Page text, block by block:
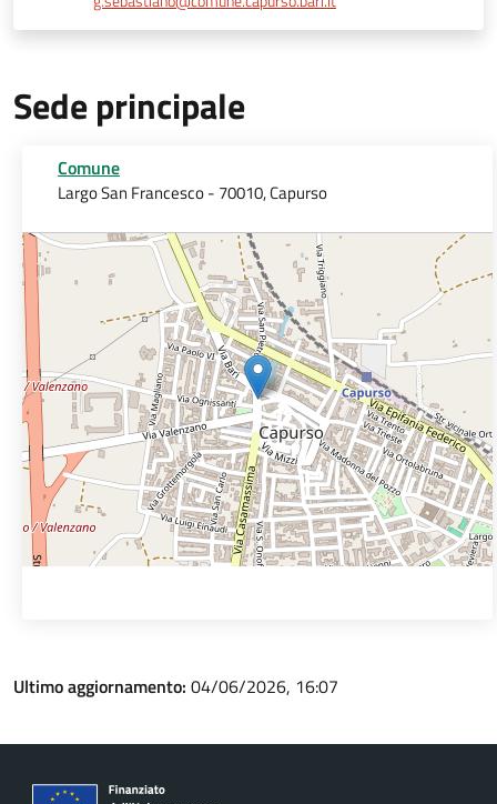
Sede principale
Comune
Largo San Francesco - 70010, Capurso
Ultimo aggiornamento: 04/06/2026, 16:07